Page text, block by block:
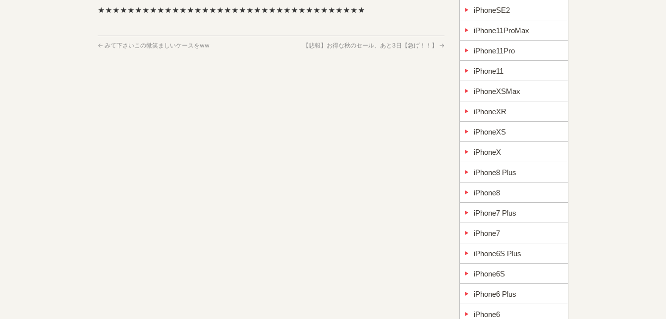
★★★★★★★★★★★★★★★★★★★★★★★★★★★★★★★★★★★★
← みて下さいこの微笑ましいケースをww 【悲報】お得な秋のセール、あと3日【急げ！！】 →
iPhoneSE2
iPhone11ProMax
iPhone11Pro
iPhone11
iPhoneXSMax
iPhoneXR
iPhoneXS
iPhoneX
iPhone8 Plus
iPhone8
iPhone7 Plus
iPhone7
iPhone6S Plus
iPhone6S
iPhone6 Plus
iPhone6